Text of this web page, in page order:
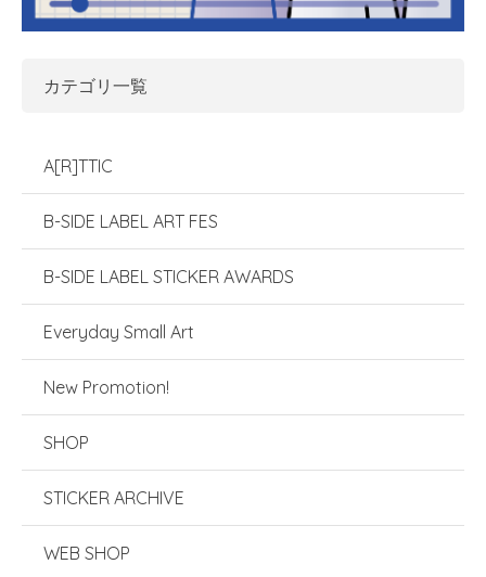
カテゴリ一覧
A[R]TTIC
B-SIDE LABEL ART FES
B-SIDE LABEL STICKER AWARDS
Everyday Small Art
New Promotion!
SHOP
STICKER ARCHIVE
WEB SHOP